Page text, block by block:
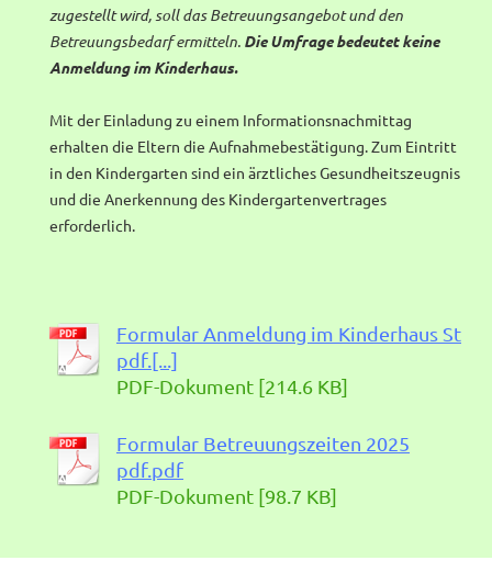
zugestellt wird, soll das Betreuungsangebot und den
Betreuungsbedarf ermitteln. Die Umfrage bedeutet keine
Anmeldung im Kinderhaus.
Mit der Einladung zu einem Informationsnachmittag
erhalten die Eltern die Aufnahmebestätigung. Zum Eintritt
in den Kindergarten sind ein ärztliches Gesundheitszeugnis
und die Anerkennung des Kindergartenvertrages
erforderlich.
Formular Anmeldung im Kinderhaus St
pdf.[...]
PDF-Dokument [214.6 KB]
Formular Betreuungszeiten 2025
pdf.pdf
PDF-Dokument [98.7 KB]